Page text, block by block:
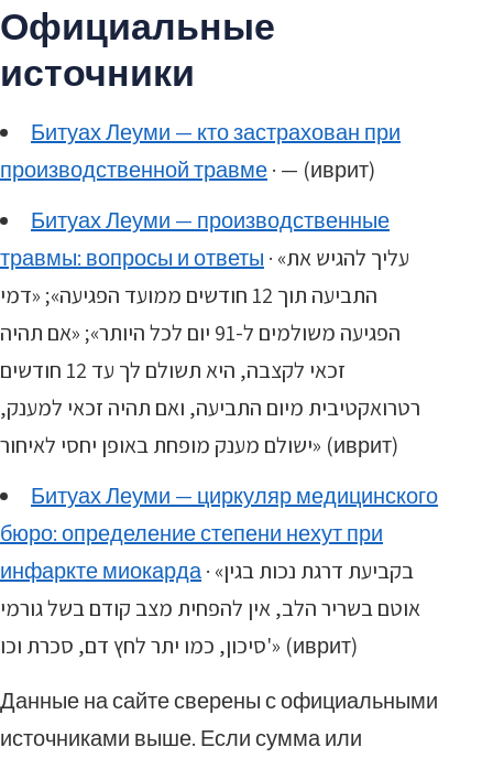
Официальные
источники
Битуах Леуми — кто застрахован при
производственной травме· — (иврит)
Битуах Леуми — производственные
травмы: вопросы и ответы · «עליך להגיש את
התביעה תוך 12 חודשים ממועד הפגיעה»; «דמי
הפגיעה משולמים ל-91 יום לכל היותר»; «אם תהיה
זכאי לקצבה, היא תשולם לך עד 12 חודשים
רטרואקטיבית מיום התביעה, ואם תהיה זכאי למענק,
ישולם מענק מופחת באופן יחסי לאיחור» (иврит)
Битуах Леуми — циркуляр медицинского
бюро: определение степени нехут при
инфаркте миокарда· «בקביעת דרגת נכות בגין
אוטם בשריר הלב, אין להפחית מצב קודם בשל גורמי
סיכון, כמו יתר לחץ דם, סכרת וכו'» (иврит)
Данные на сайте сверены с официальными
источниками выше. Если сумма или